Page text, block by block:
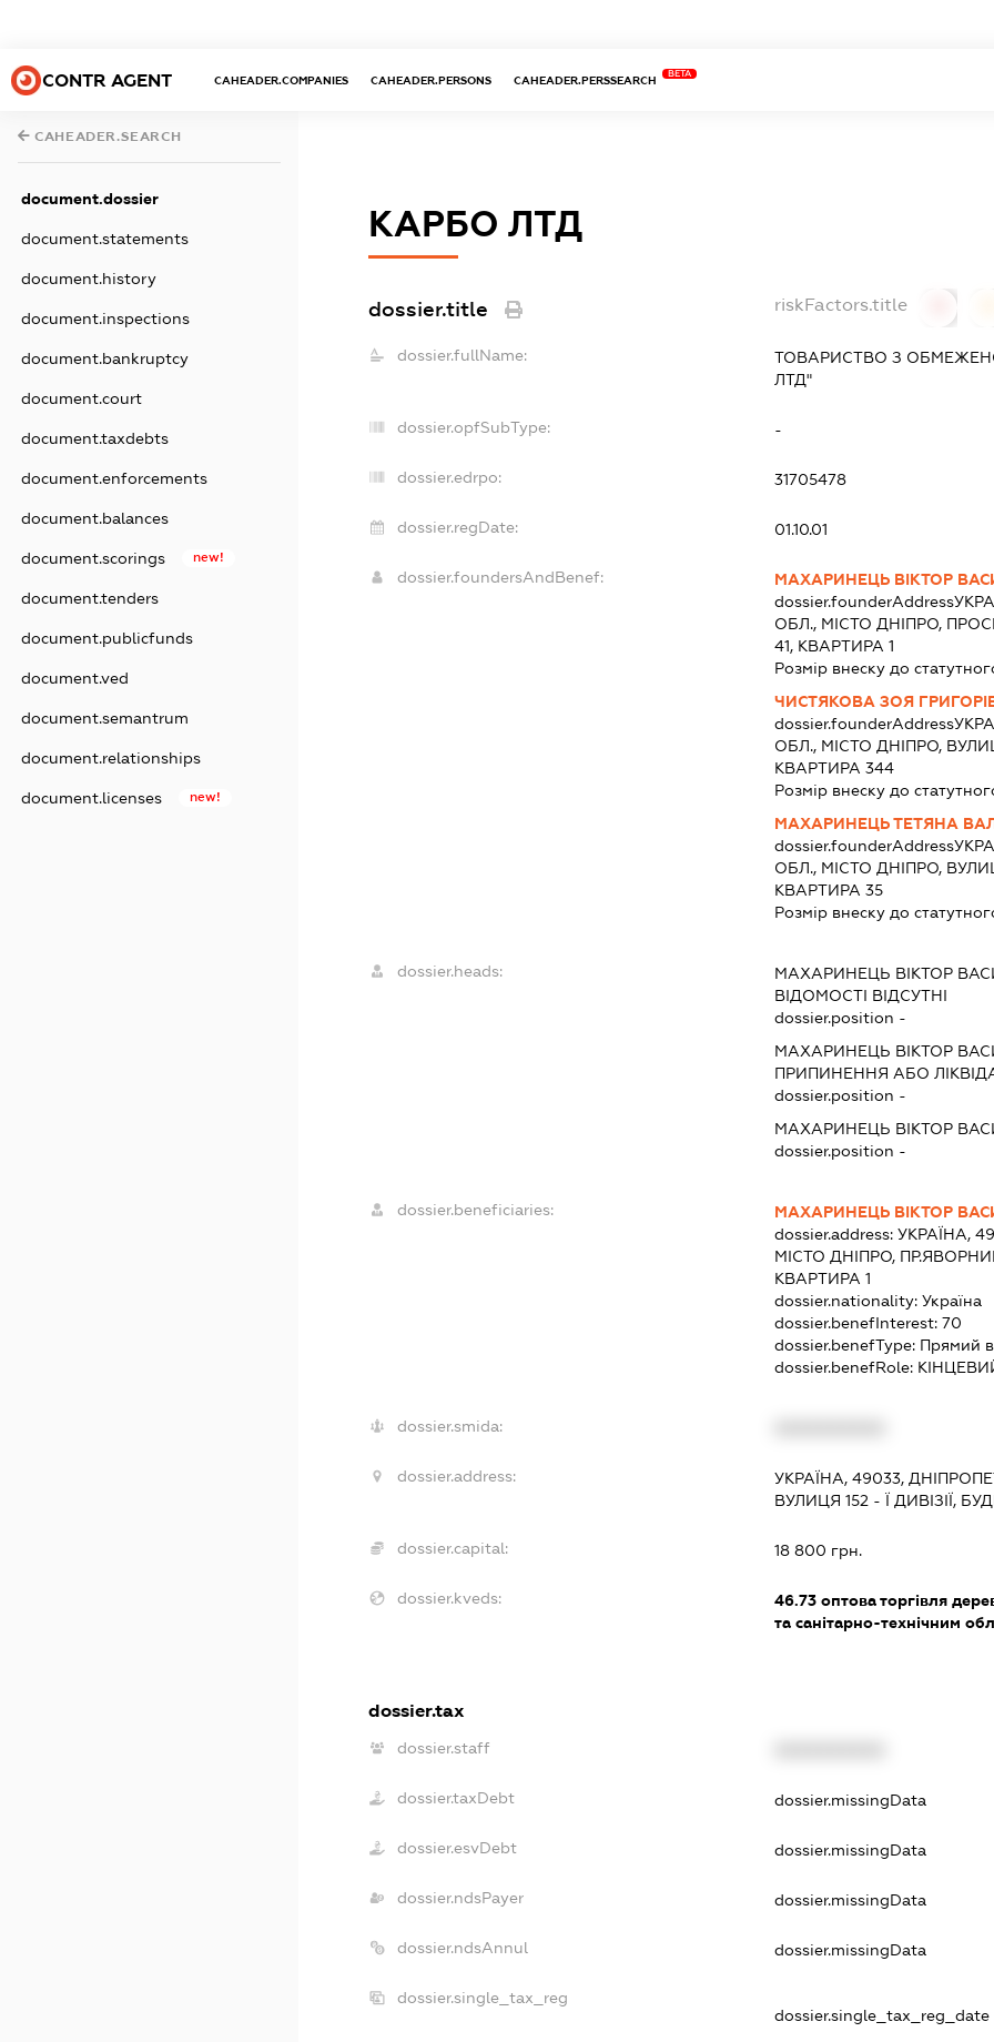
CONTR AGENT CAHEADER.COMPANIES CAHEADER.PERSONS CAHEADER.PERSSEARCH
BETA
CAHEADER.SEARCH
document.dossier
document.statements
document.history
document.inspections
document.bankruptcy
document.court
document.taxdebts
document.enforcements
document.balances
document.scorings new!
document.tenders
document.publicfunds
document.ved
document.semantrum
document.relationships
document.licenses new!
КАРБО ЛТД
dossier.title riskFactors.title
dossier.fullName:
ТОВАРИСТВО З
ЛТД"
dossier.opfSubType: -
dossier.edrpo: 31705478
dossier.regDate: 01.10.01
dossier.foundersAndBenef:
МАХАРИНЕЦЬ ВІКТОР
dossier.founderAddress
ОБЛ., МІСТО ДНІПРО,
41, КВАРТИРА 1
Розмір внеску до
ЧИСТЯКОВА ЗОЯ
dossier.founderAddress
ОБЛ., МІСТО ДНІПРО,
КВАРТИРА 344
Розмір внеску до
МАХАРИНЕЦЬ ТЕТЯНА
dossier.founderAddress
ОБЛ., МІСТО ДНІПРО,
КВАРТИРА 35
Розмір внеску до
dossier.heads: МАХАРИНЕЦЬ ВІКТОР
ВІДОМОСТІ ВІДСУТНІ
dossier.position -
МАХАРИНЕЦЬ ВІКТОР
ПРИПИНЕННЯ АБО
dossier.position -
МАХАРИНЕЦЬ ВІКТОР
dossier.position -
dossier.beneficiaries:
МАХАРИНЕЦЬ ВІКТОР
dossier.address:УКРАЇНА,
МІСТО ДНІПРО,
КВАРТИРА 1
dossier.nationality:Україна
dossier.benefInterest:70
dossier.benefType: Прямий
dossier.benefRole:
dossier.smida:
dossier.address:
УКРАЇНА, 49033,
ВУЛИЦЯ 152 - Ї ДИВІЗІЇ,
dossier.capital: 18 800 грн.
dossier.kveds: 46.73 оптова торгівля
та санітарно-технічним
dossier.tax
dossier.staff
dossier.taxDebt dossier.missingData
dossier.esvDebt dossier.missingData
dossier.ndsPayer dossier.missingData
dossier.ndsAnnul dossier.missingData
dossier.single_tax_reg
dossier.single_tax_reg_date -